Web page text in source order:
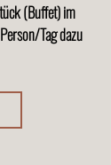
(Buffet) im
Tag dazu